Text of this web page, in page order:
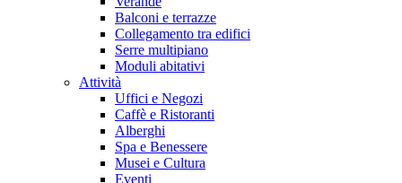
Balconi e terrazze
Collegamento tra edifici
Serre multipiano
Moduli abitativi
Attività
Uffici e Negozi
Caffè e Ristoranti
Alberghi
Spa e Benessere
Musei e Cultura
Eventi